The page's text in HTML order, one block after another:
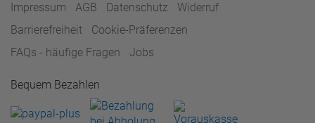
Impressum
AGB Datenschutz
Widerruf
Barrierefreiheit
Cookie-Präferenzen
FAQs - häufige Fragen
Jobs
Bequem Bezahlen